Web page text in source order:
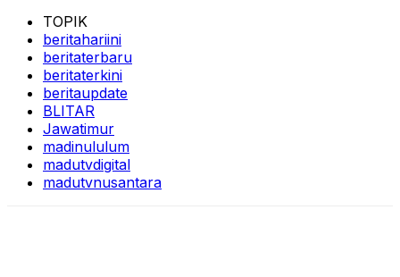
TOPIK
beritahariini
beritaterbaru
beritaterkini
beritaupdate
BLITAR
Jawatimur
madinululum
madutvdigital
madutvnusantara